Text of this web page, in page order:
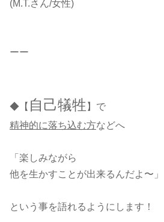
(M.T.さん/女性)
ーー
◆【 自己犠牲 】で
精神的に落ち込む方などへ
「楽しみながら
他を生かすことが出来るんだよ〜」
という事を語れるようにします！